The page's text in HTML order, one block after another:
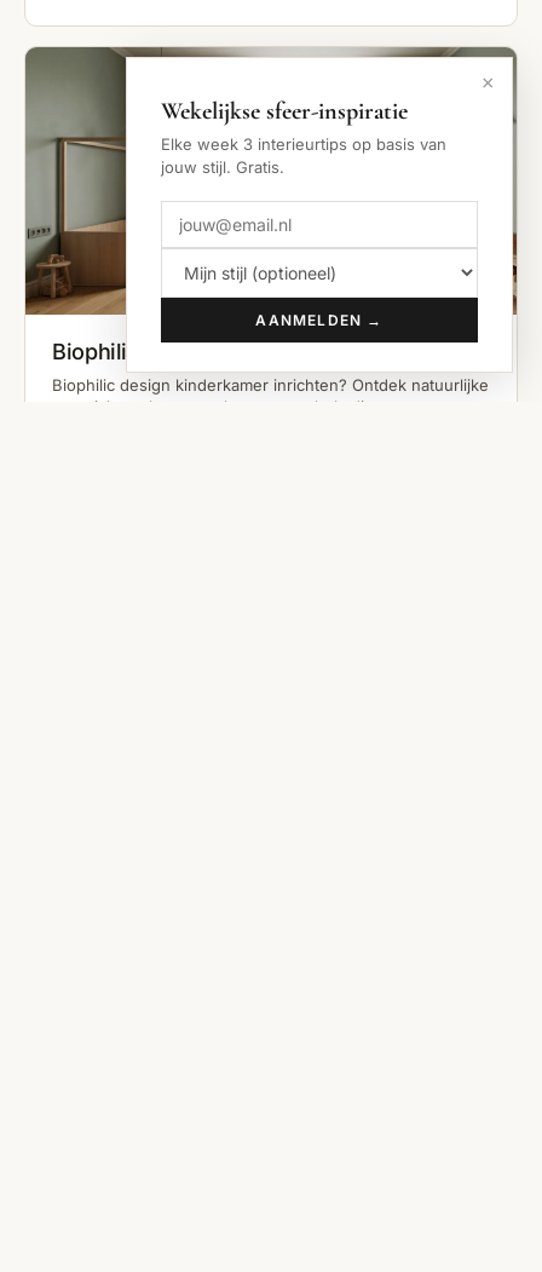
Biophilic Design Kinderkamer
Biophilic design kinderkamer inrichten? Ontdek natuurlijke
materialen, planten en houten meubels die rust en
×
Wekelijkse sfeer-inspiratie
Elke week 3 interieurtips op basis van
jouw stijl. Gratis.
AANMELDEN →